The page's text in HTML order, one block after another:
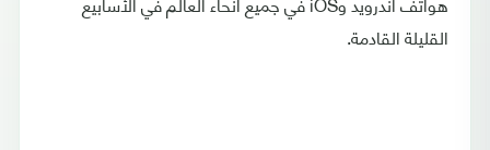
القليلة القادمة.